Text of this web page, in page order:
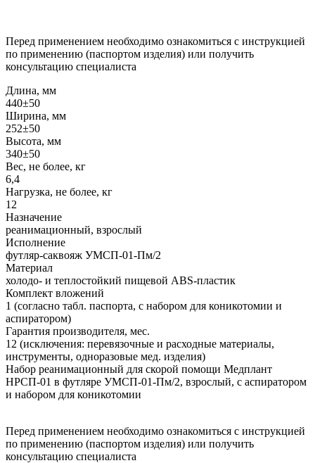
Перед применением необходимо ознакомиться с инструкцией
по применению (паспортом изделия) или получить
консультацию специалиста
Длина, мм
440±50
Ширина, мм
252±50
Высота, мм
340±50
Вес, не более, кг
6,4
Нагрузка, не более, кг
12
Назначение
реанимационный, взрослый
Исполнение
футляр-саквояж УМСП-01-Пм/2
Материал
холодо- и теплостойкий пищевой ABS-пластик
Комплект вложений
1 (согласно табл. паспорта, с набором для коникотомии и
аспиратором)
Гарантия производителя, мес.
12 (исключения: перевязочные и расходные материалы,
инструменты, одноразовые мед. изделия)
Набор реанимационный для скорой помощи Медплант
НРСП-01 в футляре УМСП-01-Пм/2, взрослый, с аспиратором
и набором для коникотомии
Перед применением необходимо ознакомиться с инструкцией
по применению (паспортом изделия) или получить
консультацию специалиста